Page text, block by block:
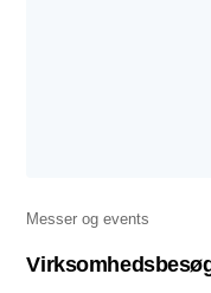
Messer og events